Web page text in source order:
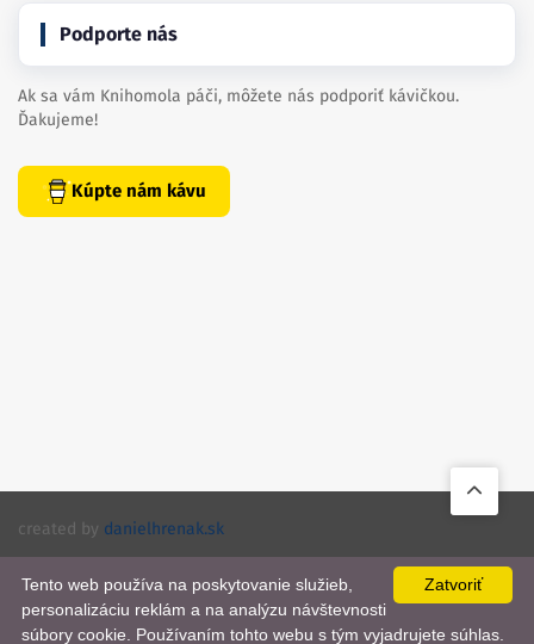
Podporte nás
Ak sa vám Knihomola páči, môžete nás podporiť kávičkou.
Ďakujeme!
Kúpte nám kávu
na
created by danielhrenak.sk
📨
Zatvoriť
Tento web používa na poskytovanie služieb,
personalizáciu reklám a na analýzu návštevnosti
súbory cookie. Používaním tohto webu s tým vyjadrujete súhlas.